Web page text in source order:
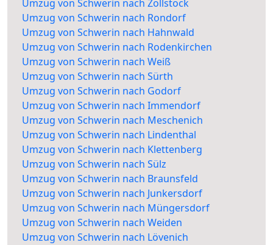
Umzug von Schwerin nach Zollstock
Umzug von Schwerin nach Rondorf
Umzug von Schwerin nach Hahnwald
Umzug von Schwerin nach Rodenkirchen
Umzug von Schwerin nach Weiß
Umzug von Schwerin nach Sürth
Umzug von Schwerin nach Godorf
Umzug von Schwerin nach Immendorf
Umzug von Schwerin nach Meschenich
Umzug von Schwerin nach Lindenthal
Umzug von Schwerin nach Klettenberg
Umzug von Schwerin nach Sülz
Umzug von Schwerin nach Braunsfeld
Umzug von Schwerin nach Junkersdorf
Umzug von Schwerin nach Müngersdorf
Umzug von Schwerin nach Weiden
Umzug von Schwerin nach Lövenich